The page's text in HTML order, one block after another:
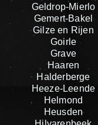
Geldrop-Mierlo
Gemert-Bakel
Gilze en Rijen
Goirle
Grave
Haaren
Halderberge
Heeze-Leende
Helmond
Heusden